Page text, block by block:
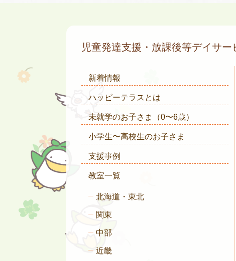
児童発達支援・放課後等デイサ
新着情報
ハッピーテラスとは
未就学のお子さま （0〜6歳）
小学生〜高校生のお子さま
支援事例
教室一覧
北海道・東北
関東
中部
近畿